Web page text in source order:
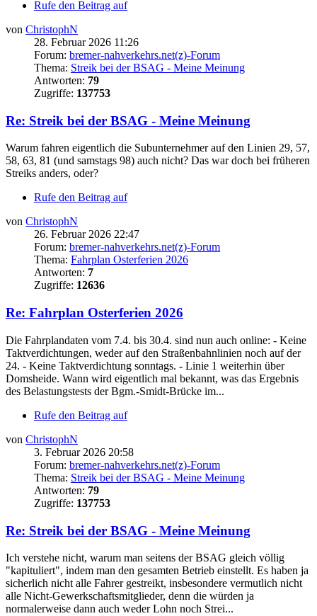
Rufe den Beitrag auf
von ChristophN
28. Februar 2026 11:26
Forum: bremer-nahverkehrs.net(z)-Forum
Thema: Streik bei der BSAG - Meine Meinung
Antworten: 79
Zugriffe: 137753
Re: Streik bei der BSAG - Meine Meinung
Warum fahren eigentlich die Subunternehmer auf den Linien 29, 57,
58, 63, 81 (und samstags 98) auch nicht? Das war doch bei früheren
Streiks anders, oder?
Rufe den Beitrag auf
von ChristophN
26. Februar 2026 22:47
Forum: bremer-nahverkehrs.net(z)-Forum
Thema: Fahrplan Osterferien 2026
Antworten: 7
Zugriffe: 12636
Re: Fahrplan Osterferien 2026
Die Fahrplandaten vom 7.4. bis 30.4. sind nun auch online: - Keine
Taktverdichtungen, weder auf den Straßenbahnlinien noch auf der
24. - Keine Taktverdichtung sonntags. - Linie 1 weiterhin über
Domsheide. Wann wird eigentlich mal bekannt, was das Ergebnis
des Belastungstests der Bgm.-Smidt-Brücke im...
Rufe den Beitrag auf
von ChristophN
3. Februar 2026 20:58
Forum: bremer-nahverkehrs.net(z)-Forum
Thema: Streik bei der BSAG - Meine Meinung
Antworten: 79
Zugriffe: 137753
Re: Streik bei der BSAG - Meine Meinung
Ich verstehe nicht, warum man seitens der BSAG gleich völlig
"kapituliert", indem man den gesamten Betrieb einstellt. Es haben ja
sicherlich nicht alle Fahrer gestreikt, insbesondere vermutlich nicht
alle Nicht-Gewerkschaftsmitglieder, denn die würden ja
normalerweise dann auch weder Lohn noch Strei...